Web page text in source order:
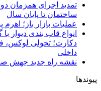
ساختمان تا پایان سال
عملیات بازار باز؛
انواع قاب بندی دیوار
دکارت؛ تحولی لوکس،
داخلی
نقشه راه جدید جهش
پیوندها